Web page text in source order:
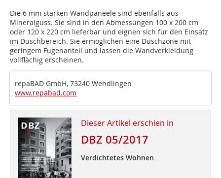
Die 6 mm starken Wandpaneele sind ebenfalls aus
Mineralguss. Sie sind in den Abmessungen 100 x 200 cm
oder 120 x 220 cm lieferbar und eignen sich für den Einsatz
im Duschbereich. Sie ermöglichen eine Duschzone mit
geringem Fugenanteil und lassen die Wandverkleidung
vollflächig erscheinen.
repaBAD GmbH, 73240 Wendlingen
www.repabad.com
Dieser Artikel erschien in
DBZ 05/2017
Verdichtetes Wohnen